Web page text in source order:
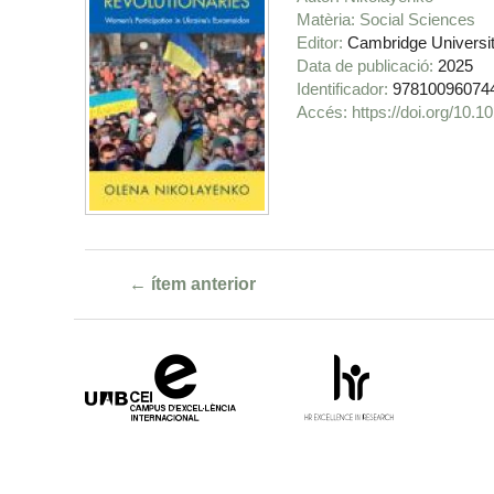
Matèria Social Sciences
Editor Cambridge
Data de publicació 2025
Identificador
https://doi.org/
← ítem anterior
d'Excel·lència